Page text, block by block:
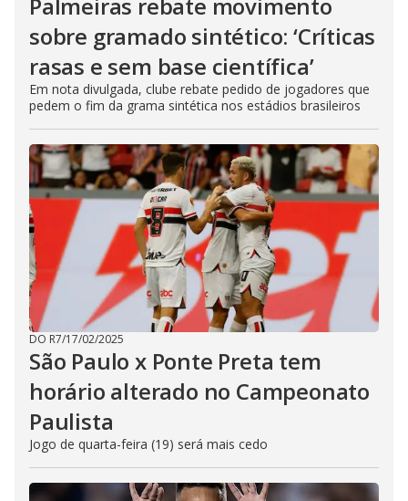
sobre gramado sintético: ‘Críticas
rasas e sem base científica’
Em nota divulgada, clube rebate pedido de jogadores que
pedem o fim da grama sintética nos estádios brasileiros
DO R7/17/02/2025
São Paulo x Ponte Preta tem
horário alterado no Campeonato
Paulista
Jogo de quarta-feira (19) será mais cedo